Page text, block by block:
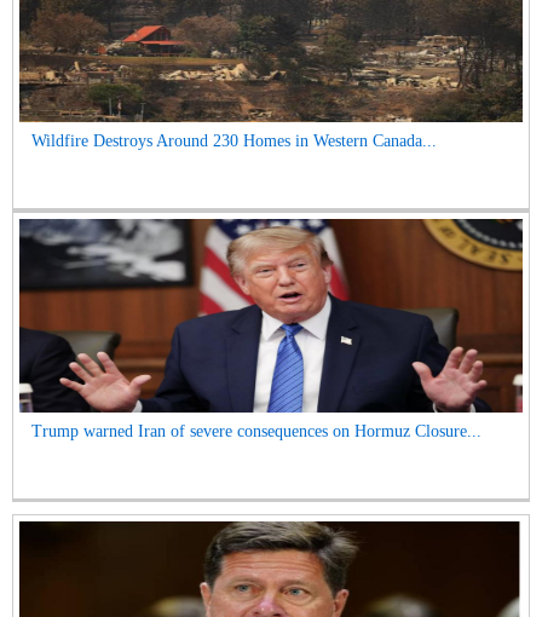
Wildfire Destroys Around 230 Homes in Western Canada...
Trump warned Iran of severe consequences on Hormuz Closure...